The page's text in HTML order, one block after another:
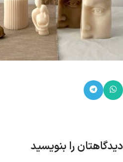
دیدگاهتان را بنویسید